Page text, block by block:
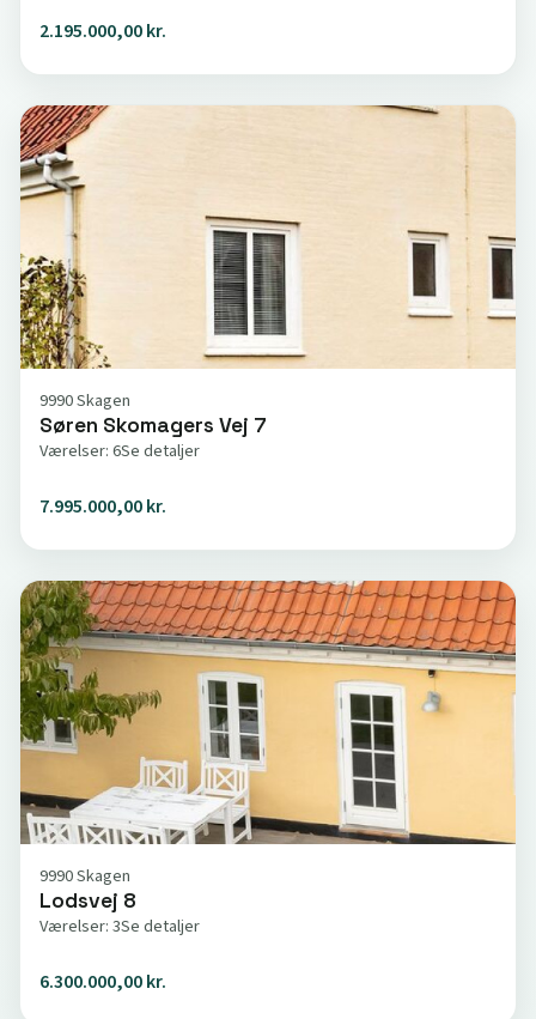
2.195.000,00 kr.
9990 Skagen
Søren Skomagers Vej 7
Værelser: 6Se detaljer
7.995.000,00 kr.
9990 Skagen
Lodsvej 8
Værelser: 3Se detaljer
6.300.000,00 kr.